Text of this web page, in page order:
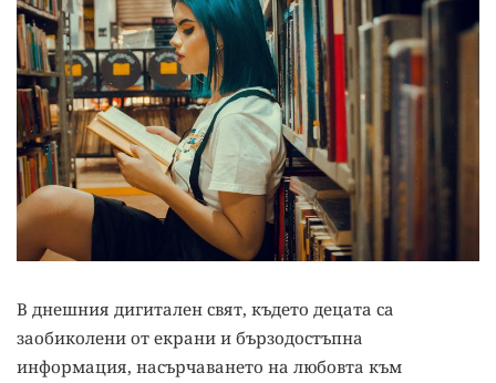
В днешния дигитален свят, където децата са
заобиколени от екрани и бързодостъпна
информация, насърчаването на любовта към